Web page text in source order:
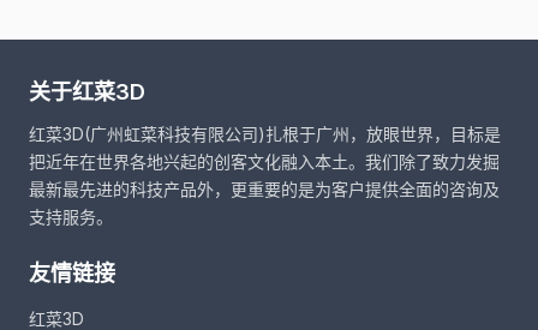
关于红菜3D
红菜3D(广州虹菜科技有限公司)扎根于广州，放眼世界，目标是
把近年在世界各地兴起的创客文化融入本土。我们除了致力发掘
最新最先进的科技产品外，更重要的是为客户提供全面的咨询及
支持服务。
友情链接
红菜3D